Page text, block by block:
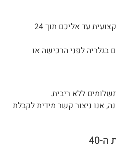
ניתן להזמין משלוח + תלייה מקצועית עד אליכם תוך 24
בגלריה לפני הרכישה או
אנו ניצור קשר מידית לקבלת
40